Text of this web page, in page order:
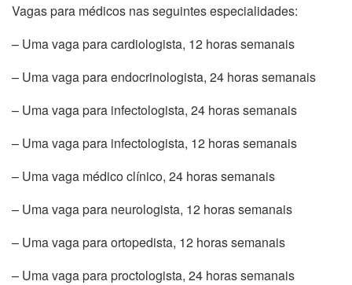
Vagas para médicos nas seguintes especialidades:
– Uma vaga para cardiologista, 12 horas semanais
– Uma vaga para endocrinologista, 24 horas semanais
– Uma vaga para infectologista, 24 horas semanais
– Uma vaga para infectologista, 12 horas semanais
– Uma vaga médico clínico, 24 horas semanais
– Uma vaga para neurologista, 12 horas semanais
– Uma vaga para ortopedista, 12 horas semanais
– Uma vaga para proctologista, 24 horas semanais